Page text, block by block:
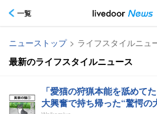
一覧
ニューストップ > ライフスタイルニュ
最新のライフスタイルニュース
「愛猫の狩猟本能を舐めて
大興奮で持ち帰った“驚愕の